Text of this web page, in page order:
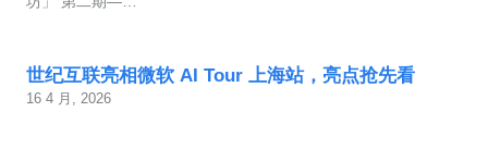
世纪互联亮相微软 AI Tour 上海站，亮点抢先看
16 4 月, 2026